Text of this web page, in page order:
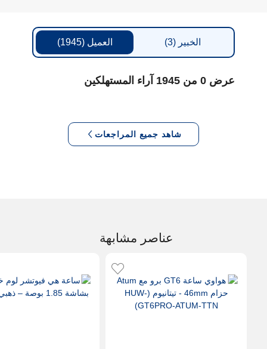
العميل(1945) الخبير(3)
عرض 0 من 1945 آراء المستهلكين
شاهد جميع المراجعات
عناصر مشابهة